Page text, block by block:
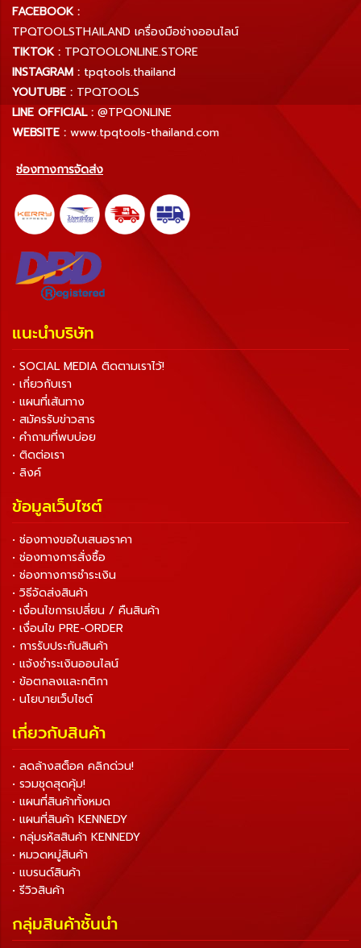
FACEBOOK :
TPQTOOLSTHAILAND เครื่องมือช่างออนไลน์
TIKTOK : TPQTOOLONLINE.STORE
INSTAGRAM : tpqtools.thailand
YOUTUBE : TPQTOOLS
LINE OFFICIAL : @TPQONLINE
WEBSITE : www.tpqtools-thailand.com
ช่องทางการจัดส่ง
แนะนำบริษัท
• SOCIAL MEDIA ติดตามเราไว้!
• เกี่ยวกับเรา
• แผนที่เส้นทาง
• สมัครรับข่าวสาร
• คำถามที่พบบ่อย
• ติดต่อเรา
• ลิงค์
ข้อมูลเว็บไซต์
• ช่องทางขอใบเสนอราคา
• ช่องทางการสั่งซื้อ
• ช่องทางการชำระเงิน
• วิธีจัดส่งสินค้า
• เงื่อนไขการเปลี่ยน / คืนสินค้า
• เงื่อนไข PRE-ORDER
• การรับประกันสินค้า
• แจ้งชำระเงินออนไลน์
• ข้อตกลงและกติกา
• นโยบายเว็บไซต์
เกี่ยวกับสินค้า
• ลดล้างสต็อค คลิกด่วน!
• รวมชุดสุดคุ้ม!
• แผนที่สินค้าทั้งหมด
• แผนที่สินค้า KENNEDY
• กลุ่มรหัสสินค้า KENNEDY
• หมวดหมู่สินค้า
• แบรนด์สินค้า
• รีวิวสินค้า
กลุ่มสินค้าชั้นนำ